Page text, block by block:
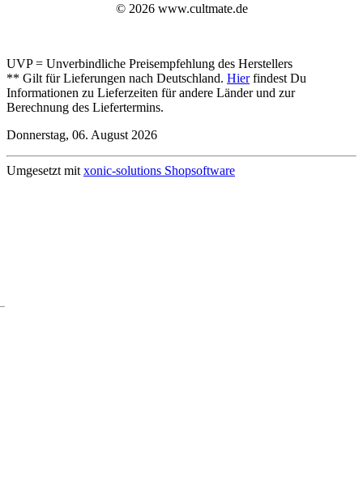
© 2026 www.cultmate.de
UVP = Unverbindliche Preisempfehlung des Herstellers
** Gilt für Lieferungen nach Deutschland. Hierfindest Du
Informationen zu Lieferzeiten für andere Länder und zur
Berechnung des Liefertermins.
Donnerstag, 06. August 2026
Umgesetzt mit xonic-solutions Shopsoftware